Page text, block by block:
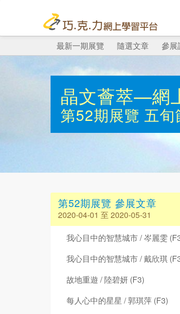
最新一期展覽 隨選文章 參展
晶文薈萃—網
第52期展覽 五旬
第52期展覽 參展文章
2020-04-01 至 2020-05-31
我心目中的智慧城市 / 岑麗雯
我心目中的智慧城市 / 戴欣琪
故地重遊 / 陸碧妍 (F3)
每人心中的星星 / 郭琪萍 (F3)